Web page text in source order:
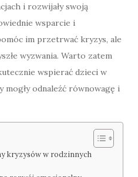
i rozwijały swoją
wsparcie i
im przetrwać kryzys, ale
wyzwania. Warto zatem
wspierać dzieci w
mogły odnaleźć równowagę i
kryzysów w rodzinnych